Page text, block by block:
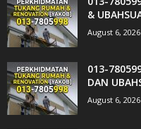
&
August 6, 2026
013-
DAN
August 6, 2026